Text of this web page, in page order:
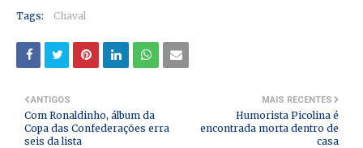
Tags: Chaval
MAIS RECENTES
Humorista Picolina é
encontrada morta dentro de
casa
ANTIGOS
Com Ronaldinho, álbum da
Copa das Confederações erra
seis da lista